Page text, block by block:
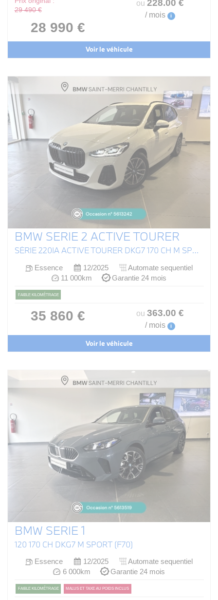
29 490 €
28 990 €
ou 228.00 €
/ mois i
Voir le véhicule
BMW SERIE 2 ACTIVE TOURER
SÉRIE 220IA ACTIVE TOURER DKG7 170 CH M SPORT (U06)
Essence 12/2025
Automate sequentiel
11 000km
Garantie 24 mois
FAIBLE KILOMÉTRAGE
35 860 € ou 363.00 €
/ mois i
Voir le véhicule
BMW SERIE 1
120 170 CH DKG7 M SPORT (F70)
Essence 12/2025
Automate sequentiel
6 000km
Garantie 24 mois
FAIBLE KILOMÉTRAGE MALUS ET TAXE AU POIDS INCLUS